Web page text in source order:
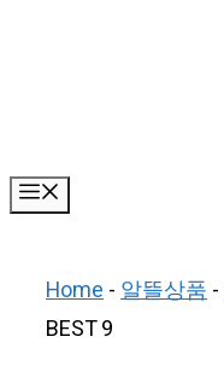
Home-알뜰상품-
BEST 9